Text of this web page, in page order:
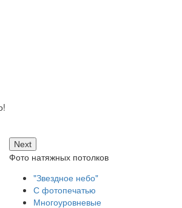
Next
Фото натяжных потолков
"Звездное небо"
С фотопечатью
Многоуровневые